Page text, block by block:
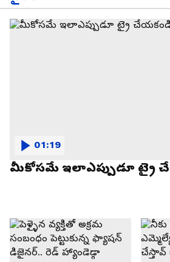
మీకోసమే ఇలాఎప్పుడూ ట్రై
01:19